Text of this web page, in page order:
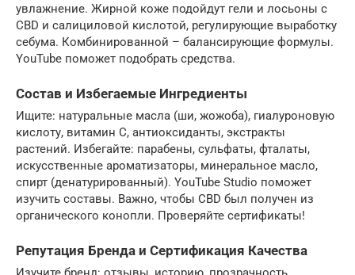
увлажнение. Жирной коже подойдут гели и лосьоны с
CBD и салициловой кислотой, регулирующие выработку
себума. Комбинированной – балансирующие формулы.
YouTube поможет подобрать средства.
Состав и Избегаемые Ингредиенты
Ищите: натуральные масла (ши, жожоба), гиалуроновую
кислоту, витамин C, антиоксиданты, экстракты
растений. Избегайте: парабены, сульфаты, фталаты,
искусственные ароматизаторы, минеральное масло,
спирт (денатурированный). YouTube Studio поможет
изучить составы. Важно, чтобы CBD был получен из
органического конопли. Проверяйте сертификаты!
Репутация Бренда и Сертификация Качества